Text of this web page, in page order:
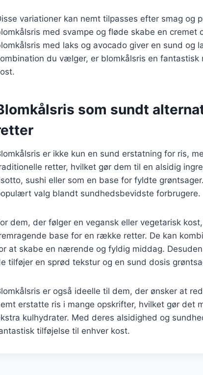
variationer kan nemt tilpasses efter smag og
med svampe og fløde skabe en cremet
med laks og avocado giver en sund og
du vælger, er blomkålsris en
som sundt
er ikke kun en sund erstatning for ris,
retter, hvilket gør dem til en alsidig
sushi eller som en base for fyldte
valg blandt sundhedsbevidste forbrugere.
dem, der følger en vegansk eller vegetarisk
base for en række retter. De kan
at skabe en nærende og fyldig middag.
tilføjer en sprød tekstur og en sund dosis
er også ideelle til dem, der ønsker at
erstatte ris i mange opskrifter, hvilket gør det
kulhydrater. Med deres alsidighed og
tilføjelse til enhver kost.